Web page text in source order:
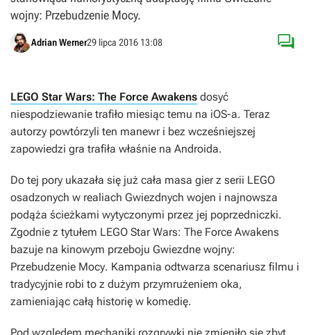
wojny: Przebudzenie Mocy.
Adrian Werner29 lipca 2016 13:08 
LEGO Star Wars: The Force Awakens dosyć
niespodziewanie trafiło miesiąc temu na iOS-a. Teraz
autorzy powtórzyli ten manewr i bez wcześniejszej
zapowiedzi gra trafiła właśnie na Androida.
Do tej pory ukazała się już cała masa gier z serii LEGO
osadzonych w realiach Gwiezdnych wojen i najnowsza
podąża ścieżkami wytyczonymi przez jej poprzedniczki.
Zgodnie z tytułem LEGO Star Wars: The Force Awakens
bazuje na kinowym przeboju Gwiezdne wojny:
Przebudzenie Mocy. Kampania odtwarza scenariusz filmu i
tradycyjnie robi to z dużym przymrużeniem oka,
zamieniając całą historię w komedię.